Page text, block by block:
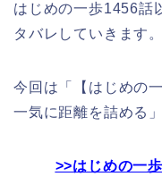
はじめの一歩1456話
タバレしていきます。
今回は「【はじめの
一気に距離を詰める
>>はじめの一